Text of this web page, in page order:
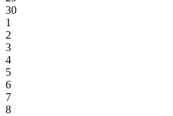
30
1
2
3
4
5
6
7
8